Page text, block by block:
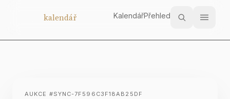
kalendář KalendářPřehled
AUKCE #SYNC-7F596C3F18AB25DF